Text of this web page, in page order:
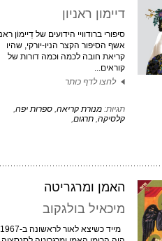
דיימון ראניון
סיפורי ברודוויי הידועים של דֵיימוֹן
אשף הסיפור הקצר הניו-יורקי, שהיו
קריאת חובה לכמה וכמה דורות של
קוראים...
לחצו לדף כותר
תגיות: מנורת קריאה, ספרות יפה,
קלסיקה, תרגום,
האמן ומרגריטה
מיכאיל בולגקוב